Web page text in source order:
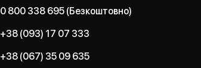
0 800 338 695 (Безкоштовно)
+38 (093) 17 07 333
+38 (067) 35 09 635